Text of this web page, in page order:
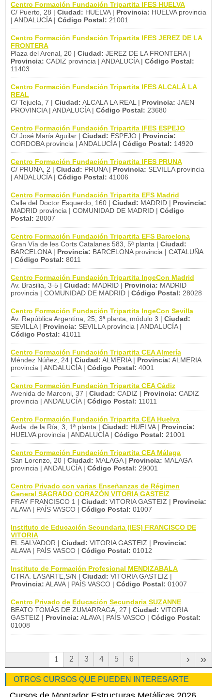
Centro Formación Fundación Tripartita IFES HUELVA
C/ Puerto, 28 | Ciudad: HUELVA | Provincia: HUELVA provincia
| ANDALUCÍA | Código Postal: 21001
Centro Formación Fundación Tripartita IFES JEREZ DE LA
FRONTERA
Plaza del Arenal, 20 | Ciudad: JEREZ DE LA FRONTERA |
Provincia: CADIZ provincia | ANDALUCÍA | Código Postal:
11403
Centro Formación Fundación Tripartita IFES ALCALÁ LA
REAL
C/ Tejuela, 7 | Ciudad: ALCALA LA REAL | Provincia: JAEN
PROVINCIA | ANDALUCÍA | Código Postal: 23680
Centro Formación Fundación Tripartita IFES ESPEJO
C/ José María Aguilar | Ciudad: ESPEJO | Provincia:
CORDOBA provincia | ANDALUCÍA | Código Postal: 14920
Centro Formación Fundación Tripartita IFES PRUNA
C/ PRUNA, 2 | Ciudad: PRUNA | Provincia: SEVILLA provincia
| ANDALUCÍA | Código Postal: 41006
Centro Formación Fundación Tripartita EFS Madrid
Calle del Doctor Esquerdo, 160 | Ciudad: MADRID | Provincia:
MADRID provincia | COMUNIDAD DE MADRID | Código
Postal: 28007
Centro Formación Fundación Tripartita EFS Barcelona
Gran Vía de les Corts Catalanes 583, 5ª planta | Ciudad:
BARCELONA | Provincia: BARCELONA provincia | CATALUÑA
| Código Postal: 8011
Centro Formación Fundación Tripartita IngeCon Madrid
Av. Brasilia, 3-5 | Ciudad: MADRID | Provincia: MADRID
provincia | COMUNIDAD DE MADRID | Código Postal: 28028
Centro Formación Fundación Tripartita IngeCon Sevilla
Av. República Argentina, 25; 3ª planta, módulo 3 | Ciudad:
SEVILLA | Provincia: SEVILLA provincia | ANDALUCÍA |
Código Postal: 41011
Centro Formación Fundación Tripartita CEA Almería
Méndez Núñez, 24 | Ciudad: ALMERIA | Provincia: ALMERIA
provincia | ANDALUCÍA | Código Postal: 4001
Centro Formación Fundación Tripartita CEA Cádiz
Avenida de Marconi, 37 | Ciudad: CADIZ | Provincia: CADIZ
provincia | ANDALUCÍA | Código Postal: 11011
Centro Formación Fundación Tripartita CEA Huelva
Avda. de la Ría, 3, 1ª planta | Ciudad: HUELVA | Provincia:
HUELVA provincia | ANDALUCÍA | Código Postal: 21001
Centro Formación Fundación Tripartita CEA Málaga
San Lorenzo, 20 | Ciudad: MALAGA | Provincia: MALAGA
provincia | ANDALUCÍA | Código Postal: 29001
Centro Privado con varias Enseñanzas de Régimen
General SAGRADO CORAZÓN VITORIA GASTEIZ
FRAY FRANCISCO 1 | Ciudad: VITORIA GASTEIZ | Provincia:
ALAVA | PAÍS VASCO | Código Postal: 01007
Instituto de Educación Secundaria (IES) FRANCISCO DE
VITORIA
EL SALVADOR | Ciudad: VITORIA GASTEIZ | Provincia:
ALAVA | PAÍS VASCO | Código Postal: 01012
Instituto de Formación Profesional MENDIZABALA
CTRA. LASARTE,S/N | Ciudad: VITORIA GASTEIZ |
Provincia: ALAVA | PAÍS VASCO | Código Postal: 01007
Centro Privado de Educación Secundaria SUZANNE
BEATO TOMÁS DE ZUMARRAGA, 27 | Ciudad: VITORIA
GASTEIZ | Provincia: ALAVA | PAÍS VASCO | Código Postal:
01008
1 2 3 4 5 6 »
›
OTROS CURSOS QUE PUEDEN INTERESARTE